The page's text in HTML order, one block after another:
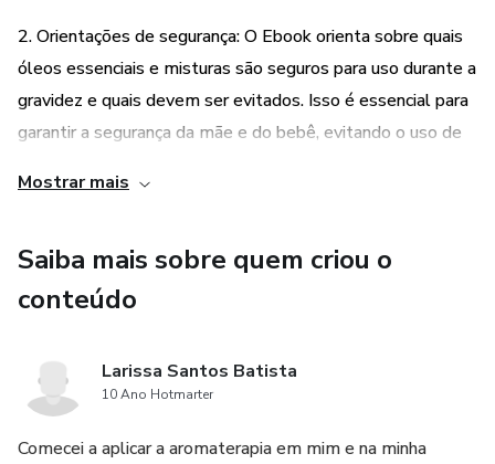
2. Orientações de segurança: O Ebook orienta sobre quais
óleos essenciais e misturas são seguros para uso durante a
gravidez e quais devem ser evitados. Isso é essencial para
garantir a segurança da mãe e do bebê, evitando o uso de
sensível.
3. Dicas práticas de uso: Além de fornecer informações
sobre os óleos essenciais seguros, o Ebook também
de aplicação, como massagem, inalação e aplicação tópica,
permitindo que as mulheres grávidas escolham a melhor
forma de usar os óleos para obter os benefícios desejados.
Mostrar mais
Saiba mais sobre quem criou o
conteúdo
Larissa Santos Batista
10 Ano Hotmarter
Comecei a aplicar a aromaterapia em mim e na minha